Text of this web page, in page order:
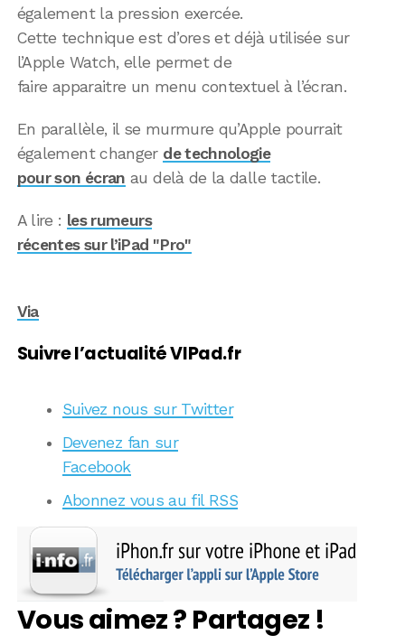
également la pression exercée.
Cette technique est d’ores et déjà utilisée sur
l’Apple Watch, elle permet de
faire apparaitre un menu contextuel à l’écran.
En parallèle, il se murmure qu’Apple pourrait
également changer de technologie
pour son écran au delà de la dalle tactile.
A lire : les rumeurs
récentes sur l’iPad "Pro"
Via
Suivre l’actualité VIPad.fr
Suivez nous sur Twitter
Devenez fan sur
Facebook
Abonnez vous au fil RSS
Vous aimez ? Partagez !